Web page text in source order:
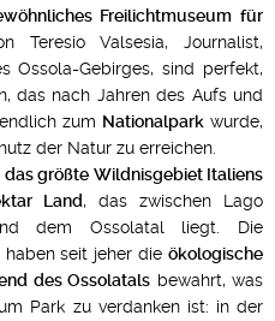
Freilichtmuseum für
Teresio Valsesia, Journalist,
Ossola-Gebirges, sind perfekt,
das nach Jahren des Aufs und
zum Nationalpark wurde,
der Natur zu erreichen.
das größte Wildnisgebiet Italiens
Land, das zwischen Lago
dem Ossolatal liegt. Die
seit jeher die ökologische
des Ossolatals bewahrt, was
Park zu verdanken ist: in der